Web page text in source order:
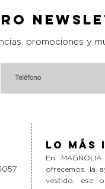
promociones y
Lo
En
ofrecemos la
vestido, ese